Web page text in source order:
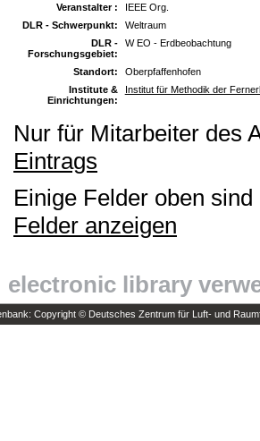
Veranstalter :
IEEE Org.
DLR - Schwerpunkt:
Weltraum
DLR -
Forschungsgebiet:
W EO - Erdbeobachtung
Standort:
Oberpfaffenhofen
Institute &
Einrichtungen:
Institut für Methodik der
Nur für Mitarbeiter des
Eintrags
Einige Felder oben
Felder anzeigen
electronic library
Copyright © Deutsches Zentrum für Luft- und